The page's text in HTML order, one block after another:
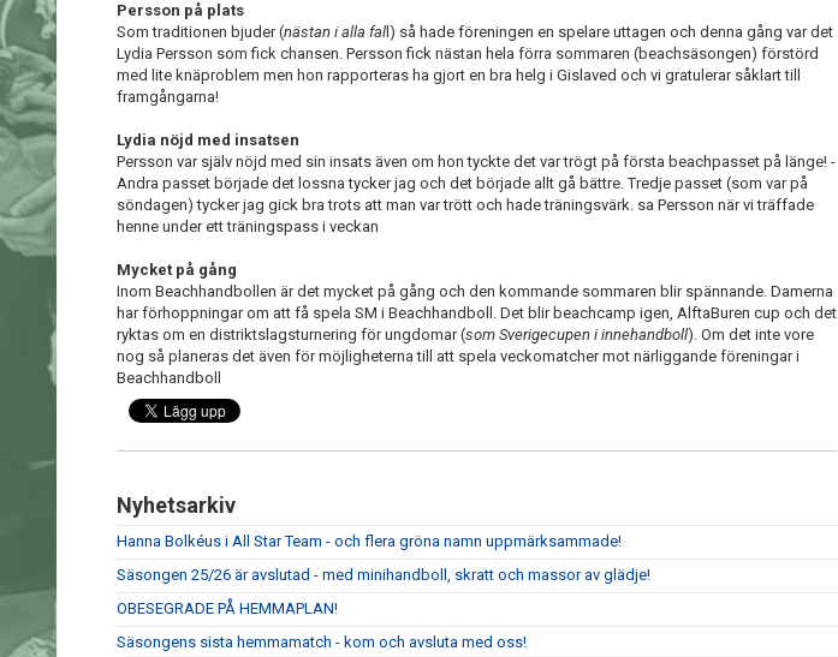
Persson på plats
Som traditionen bjuder (nästan i alla fal l) så hade föreningen en spelare uttagen och denna gång var det
Lydia Persson som fick chansen. Persson fick nästan hela förra sommaren (beachsäsongen) förstörd
med lite knäproblem men hon rapporteras ha gjort en bra helg i Gislaved och vi gratulerar såklart till
framgångarna!
Lydia nöjd med insatsen
Persson var själv nöjd med sin insats även om hon tyckte det var trögt på första beachpasset på länge! -
Andra passet började det lossna tycker jag och det började allt gå bättre. Tredje passet (som var på
söndagen) tycker jag gick bra trots att man var trött och hade träningsvärk. sa Persson när vi träffade
henne under ett träningspass i veckan
Mycket på gång
Inom Beachhandbollen är det mycket på gång och den kommande sommaren blir spännande. Damerna
har förhoppningar om att få spela SM i Beachhandboll. Det blir beachcamp igen, AlftaBuren cup och det
ryktas om en distriktslagsturnering för ungdomar (som Sverigecupen i innehandboll). Om det inte vore
nog så planeras det även för möjligheterna till att spela veckomatcher mot närliggande föreningar i
Beachhandboll
Nyhetsarkiv
Hanna Bolkéus i All Star Team - och flera gröna namn uppmärksammade!
Säsongen 25/26 är avslutad - med minihandboll, skratt och massor av glädje!
OBESEGRADE PÅ HEMMAPLAN!
Säsongens sista hemmamatch - kom och avsluta med oss!